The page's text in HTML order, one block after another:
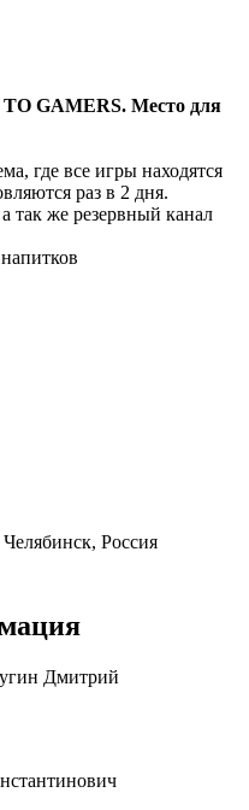
GAMERS. Место для
где все игры находятся
раз в 2 дня.
так же резервный канал
Россия
Дмитрий